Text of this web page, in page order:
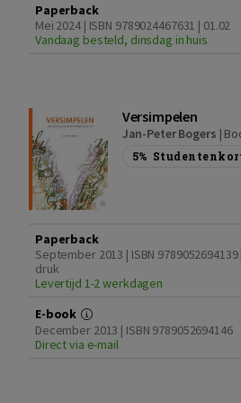
Paperback
Mei 2024 | ISBN 9789024467631 | 01.02
Vandaag besteld, dinsdag in huis
Versimpelen
Jan-Peter Bogers |
5%
Paperback
September 2013 | ISBN 9789052694139
druk
Levertijd 1-2 werkdagen
E-book
December 2013 | ISBN 9789052694146
Direct via e-mail